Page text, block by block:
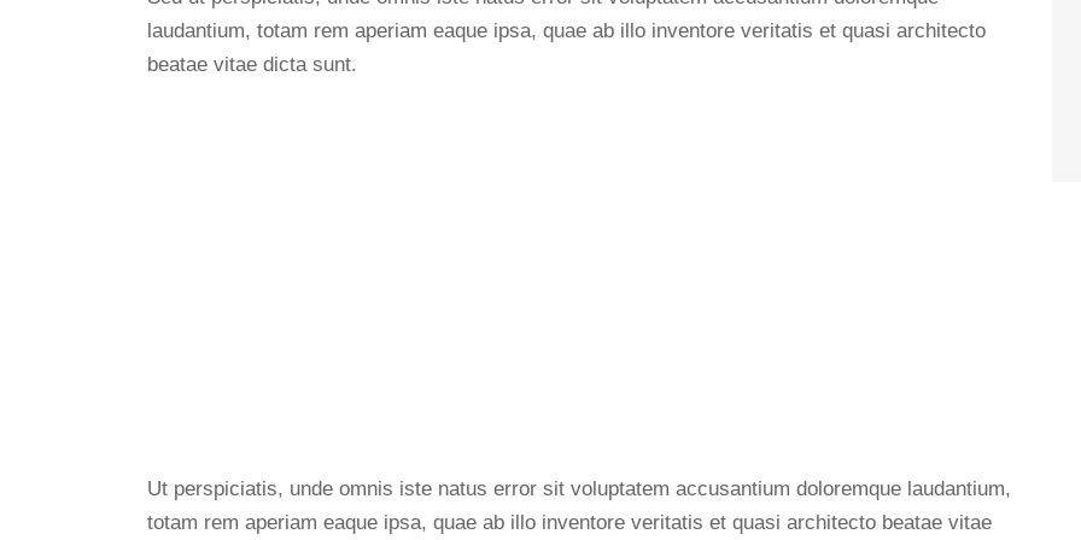
laudantium, totam rem aperiam eaque ipsa, quae ab illo inventore veritatis et quasi architecto
beatae vitae dicta sunt.
Ut perspiciatis, unde omnis iste natus error sit voluptatem accusantium doloremque laudantium,
totam rem aperiam eaque ipsa, quae ab illo inventore veritatis et quasi architecto beatae vitae